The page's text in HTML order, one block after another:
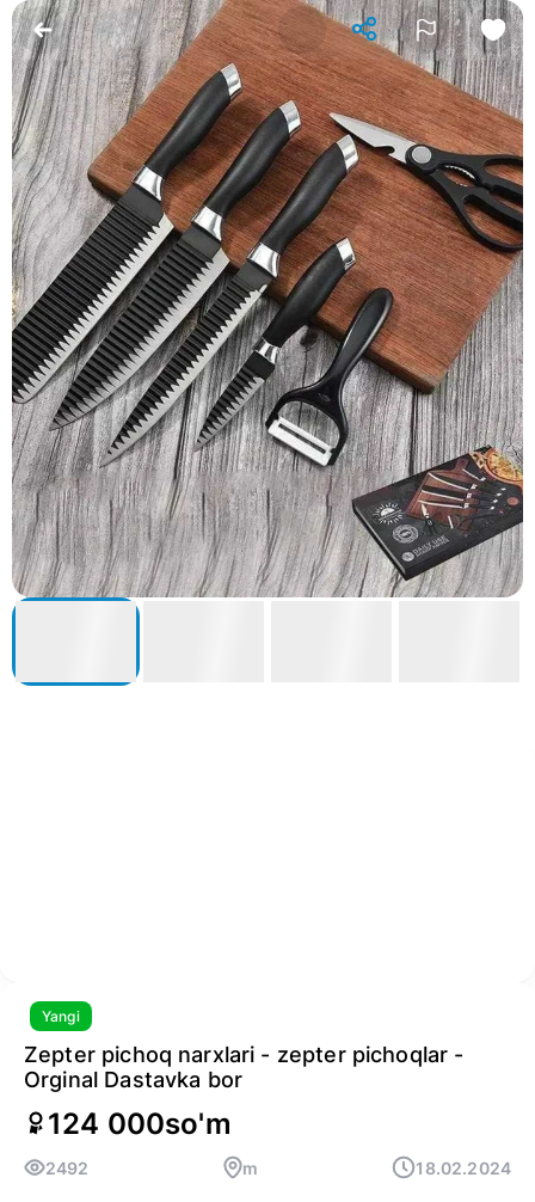
Yangi
Zepter pichoq narxlari - zepter pichoqlar -
Orginal Dastavka bor
124 000so'm
2492 m 18.02.2024